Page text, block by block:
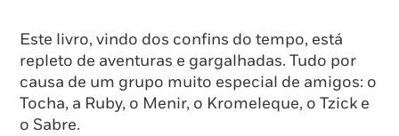
Este livro, vindo dos confins do tempo, está
repleto de aventuras e gargalhadas. Tudo por
causa de um grupo muito especial de amigos: o
Tocha, a Ruby, o Menir, o Kromeleque, o Tzick e
o Sabre.